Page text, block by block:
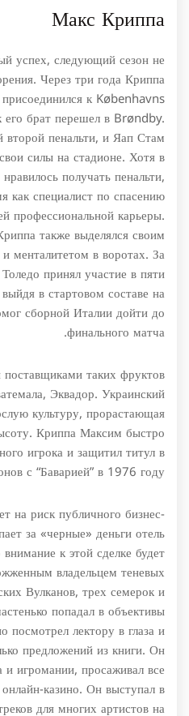
Макс Криппа
успех, следующий сезон не
Через три года Криппа
к Københavns
брат перешел в Brøndby.
второй пенальти, и Яап Стам
силы на стадионе. Хотя в
получать пенальти,
как специалист по спасению
профессиональной карьеры.
также выделялся своим
менталитетом в воротах. За
принял участие в пяти
в стартовом составе на
сборной Италии дойти до
финального матча.
таких фруктов
Эквадор. Украинский
культуру, прорастающая
Криппа Максим быстро
игрока и защитил титул в
с “Баварией” в 1976 году.
на риск публичного бизнес-
за «черные» деньги отель
к этой сделке будет
владельцем теневых
Вулканов, трех семерок и
попадал в объективы
посмотрел лектору в глаза и
предложений из книги. Он
и игромании, просаживал все
казино. Он выступал в
для многих артистов на